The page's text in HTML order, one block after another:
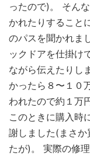
ったので)。 そん
かれたりすること
のパスを聞かれま
ックドアを仕掛け
ながら伝えたりし
かったら８〜１０
われたので約１万
このときに購入時
謝しました(まさ
たが)。 実際の修